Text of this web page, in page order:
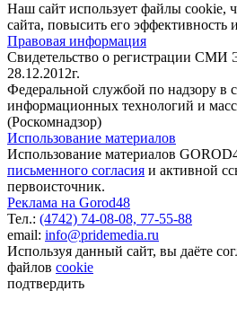
Наш сайт использует файлы cookie,
сайта, повысить его эффективность
Правовая информация
Свидетельство о регистрации
28.12.2012г.
Федеральной службой по надзору в
информационных технологий и
(Роскомнадзор)
Использование материалов
Использование материалов
письменного согласия и активной
первоисточник.
Реклама на Gorod48
Тел.: (4742) 74-08-08, 77-55-88
email: info@pridemedia.ru
Используя данный сайт, вы даёте
файлов cookie
подтвердить